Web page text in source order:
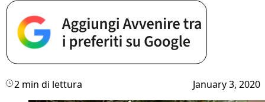
2 min di lettura January 3, 2020